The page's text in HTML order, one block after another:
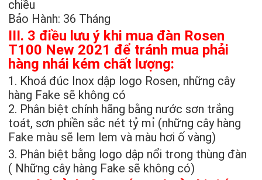
chiều
Bảo Hành: 36 Tháng
III. 3 điều lưu ý khi mua đàn Rosen
T100 New 2021 để tránh mua phải
hàng nhái kém chất lượng:
1. Khoá đúc Inox dập logo Rosen, những cây
hàng Fake sẽ không có
2. Phân biệt chính hãng bằng nước sơn trắng
toát, sơn phiền sắc nét tỷ mỉ (những cây hàng
Fake màu sẽ lem lem và màu hơi ố vàng)
3. Phân biệt bằng logo dập nổi trong thùng đàn
( Những cây hàng Fake sẽ không có)